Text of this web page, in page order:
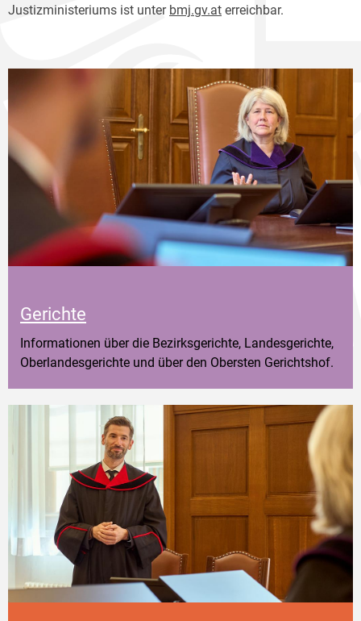
Justizministeriums ist unter bmj.gv.at erreichbar.
Gerichte
Informationen über die Bezirksgerichte, Landesgerichte,
Oberlandesgerichte und über den Obersten Gerichtshof.